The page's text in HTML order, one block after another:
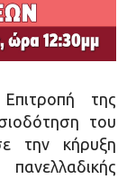
της
του
την κήρυξη